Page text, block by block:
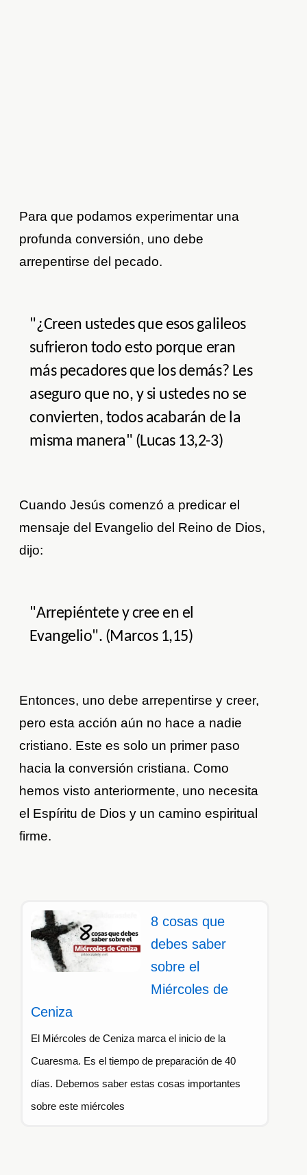
Para que podamos experimentar una
profunda conversión, uno debe
arrepentirse del pecado.
"¿Creen ustedes que esos galileos
sufrieron todo esto porque eran
más pecadores que los demás? Les
aseguro que no, y si ustedes no se
convierten, todos acabarán de la
misma manera" (Lucas 13,2-3)
Cuando Jesús comenzó a predicar el
mensaje del Evangelio del Reino de Dios,
dijo:
"Arrepiéntete y cree en el
Evangelio". (Marcos 1,15)
Entonces, uno debe arrepentirse y creer,
pero esta acción aún no hace a nadie
cristiano. Este es solo un primer paso
hacia la conversión cristiana. Como
hemos visto anteriormente, uno necesita
el Espíritu de Dios y un camino espiritual
firme.
8 cosas que
debes saber
sobre el
Miércoles de
Ceniza
El Miércoles de Ceniza marca el inicio de la
Cuaresma. Es el tiempo de preparación de 40
días. Debemos saber estas cosas importantes
sobre este miércoles